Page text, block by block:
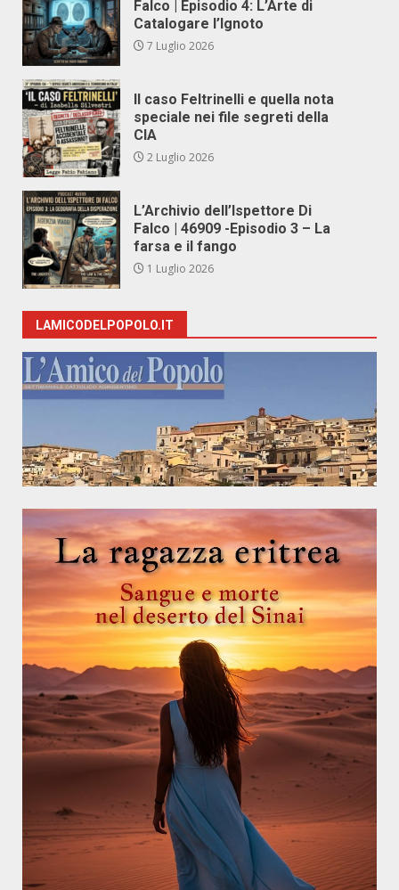
Falco | Episodio 4: L’Arte di
Catalogare l’Ignoto
7 Luglio 2026
Il caso Feltrinelli e quella nota
speciale nei file segreti della
CIA
2 Luglio 2026
L’Archivio dell’Ispettore Di
Falco | 46909 -Episodio 3 – La
farsa e il fango
1 Luglio 2026
LAMICODELPOPOLO.IT